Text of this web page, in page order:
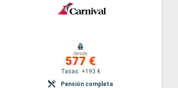
desde
577 €
Tasas: +193 €
Pensión completa